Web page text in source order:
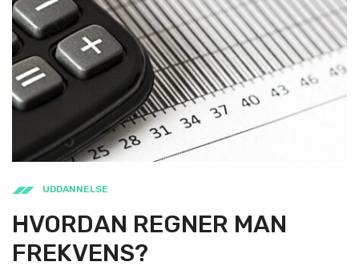
UDDANNELSE
HVORDAN REGNER MAN
FREKVENS?